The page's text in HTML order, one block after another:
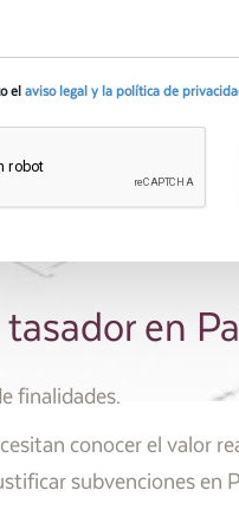
el aviso legal y la política de
en
finalidades.
conocer el valor
subvenciones en